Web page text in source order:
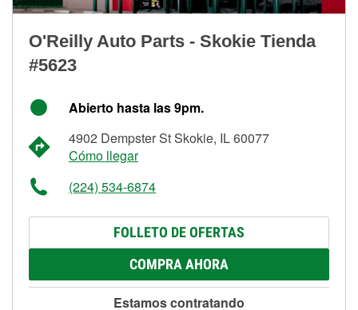
O'Reilly Auto Parts - Skokie Tienda
#5623
Abierto hasta las 9pm.
4902 Dempster St Skokie, IL 60077
Cómo llegar
(224) 534-6874
FOLLETO DE OFERTAS
COMPRA AHORA
Estamos contratando